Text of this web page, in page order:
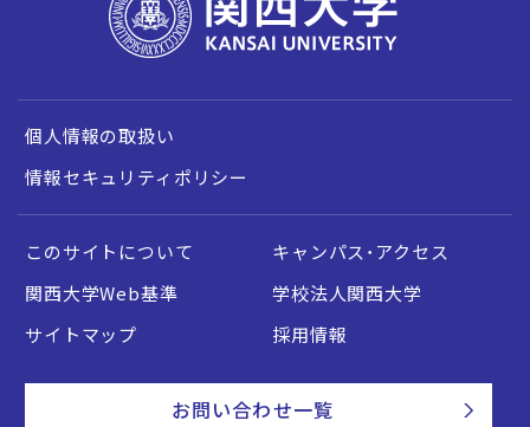
個人情報の取扱い
情報セキュリティポリシー
このサイトについて
キャンパス・アクセス
関西大学Web基準
学校法人関西大学
サイトマップ
採用情報
お問い合わせ一覧